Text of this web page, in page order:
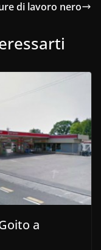
di lavoro nero
a